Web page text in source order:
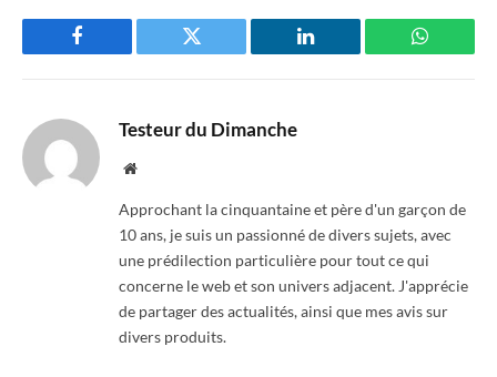
Facebook Twitter LinkedIn
Testeur du Dimanche
Website
Approchant la cinquantaine et père d'un garçon de
10 ans, je suis un passionné de divers sujets, avec
une prédilection particulière pour tout ce qui
concerne le web et son univers adjacent. J'apprécie
de partager des actualités, ainsi que mes avis sur
divers produits.